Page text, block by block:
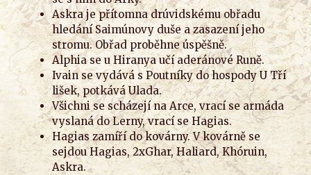
Askra je přítomna drúvidskému obřadu
hledání Saimúnovy duše a zasazení jeho
stromu. Obřad proběhne úspěšně.
Alphia se u Hiranya učí aderánové Runě.
Ivain se vydává s Poutníky do hospody U Tří
lišek, potkává Ulada.
Všichni se scházejí na Arce, vrací se armáda
vyslaná do Lerny, vrací se Hagias.
Hagias zamíří do kovárny. V kovárně se
sejdou Hagias, 2xGhar, Haliard, Khóruin,
Askra.